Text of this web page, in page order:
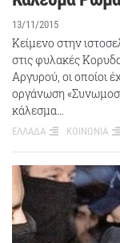
13/11/2015
Κείμενο στην
στις φυλακές
Αργυρού, οι οποίοι
οργάνωση
κάλεσμα…
ΕΛΛΑΔΑ ΚΟΙΝΩΝΙΑ